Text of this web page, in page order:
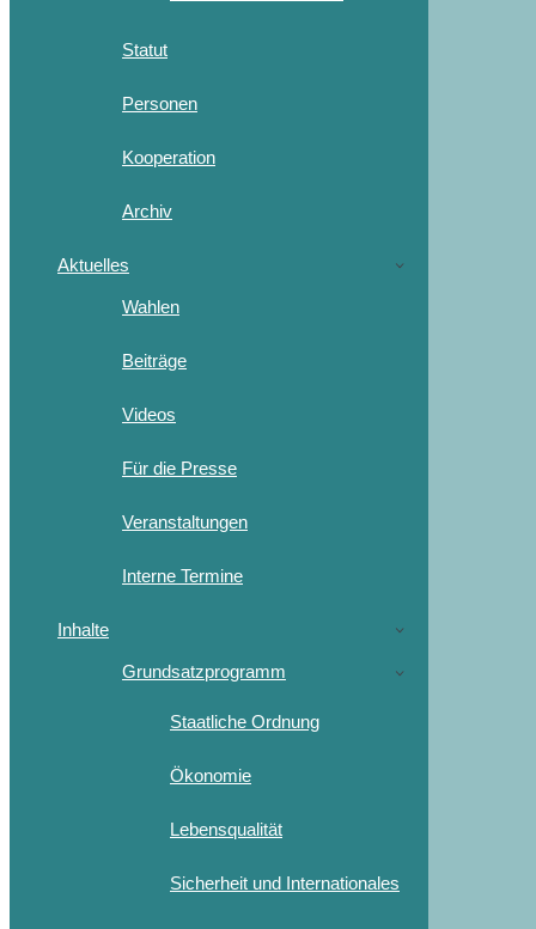
Statut
Personen
Kooperation
Archiv
Aktuelles
Wahlen
Beiträge
Videos
Für die Presse
Veranstaltungen
Interne Termine
Inhalte
Grundsatzprogramm
Staatliche Ordnung
Ökonomie
Lebensqualität
Sicherheit und Internationales